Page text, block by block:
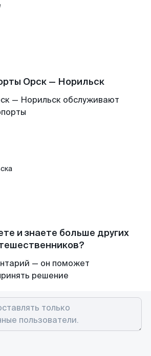
Орск — Норильск
— Норильск обслуживают
и знаете больше других
— он поможет
решение